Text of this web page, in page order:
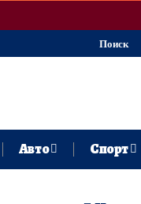
Поиск
Авто Спорт